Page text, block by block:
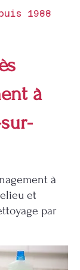
1988
à
à
et
par